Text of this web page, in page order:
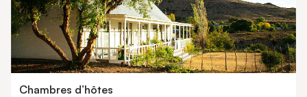
Chambres d’hôtes